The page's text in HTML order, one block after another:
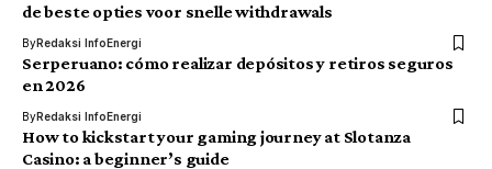
de beste opties voor snelle withdrawals
ByRedaksi InfoEnergi
Serperuano: cómo realizar depósitos y retiros seguros
en 2026
ByRedaksi InfoEnergi
How to kickstart your gaming journey at Slotanza
Casino: a beginner’s guide